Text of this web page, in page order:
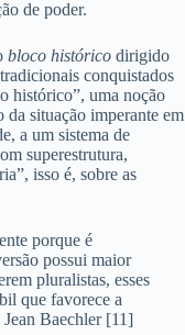
de poder.
bloco histórico dirigido
conquistados
histórico”, uma noção
da situação imperante em
a um sistema de
superestrutura,
isso é, sobre as
porque é
possui maior
pluralistas, esses
que favorece a
Baechler [11]